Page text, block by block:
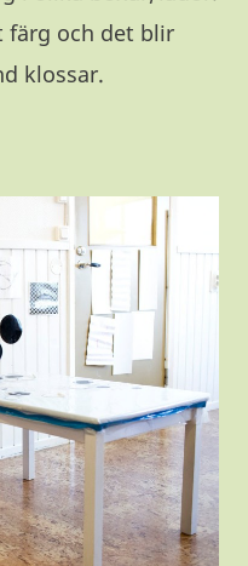
färg och det blir
klossar.